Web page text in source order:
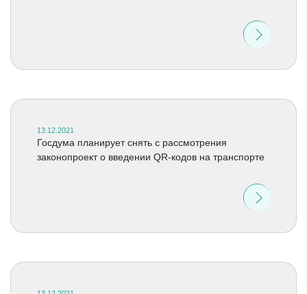
13.12.2021
Госдума планирует снять с рассмотрения
законопроект о введении QR-кодов на транспорте